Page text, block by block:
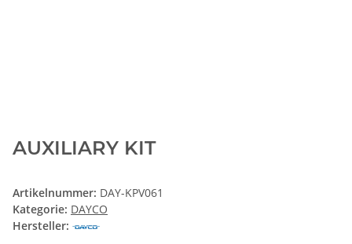
AUXILIARY KIT
Artikelnummer: DAY-KPV061
Kategorie: DAYCO
Hersteller: